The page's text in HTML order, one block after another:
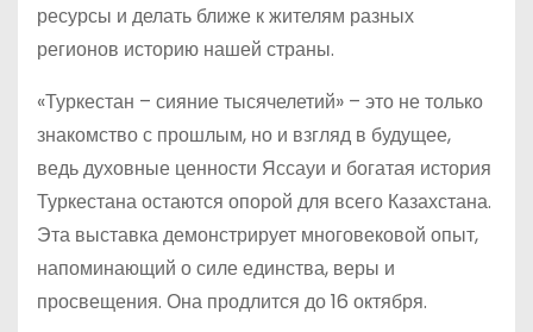
ресурсы и делать ближе к жителям разных
регионов историю нашей страны.
«Туркестан – сияние тысячелетий» – это не только
знакомство с прошлым, но и взгляд в будущее,
ведь духовные ценности Яссауи и богатая история
Туркестана остаются опорой для всего Казахстана.
Эта выставка демонстрирует многовековой опыт,
напоминающий о силе единства, веры и
просвещения. Она продлится до 16 октября.